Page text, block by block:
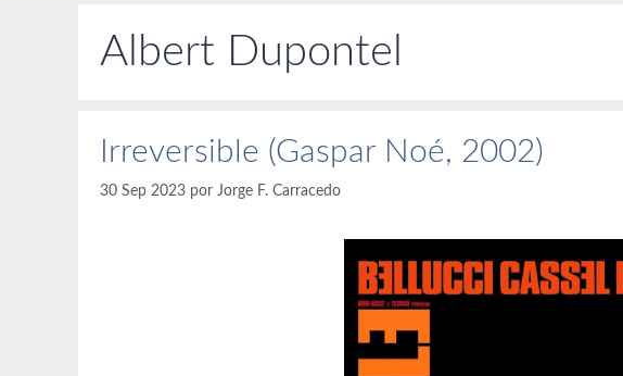
Albert Dupontel
Irreversible (Gaspar Noé, 2002)
30 Sep 2023 por Jorge F. Carracedo